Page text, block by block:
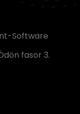
Software
fasor 3.